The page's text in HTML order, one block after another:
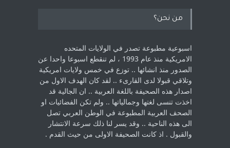
من نحن؟
اسبوعية مطبوعة تصدر في الولايات المتحده
الامريكية منذ عام 1993 ، لم ‏تنقطع اسبوعا واحدا عن
الصدور منذ انشائها .. توزع في خمس ولايات امريكية
‏وتلاقي قبولا لدى القارىء ..‏ لقد كان الهدف الاول من
اصدار هذه الصحيفة باللغة العربية .. ان الجالية قد
اخذت ‏تنسى لغتها وجمالياتها .. ولم تكن الفضائيات او
الصحف العربية المطبوعة في الوطن ‏العربي تصل
الى هذه الناحية .. وقد يسر لنا ذلك سرعة الانتشار
والقبول . اذ كانت ‏الصحيفة الاولى من حيث القدم . ‏